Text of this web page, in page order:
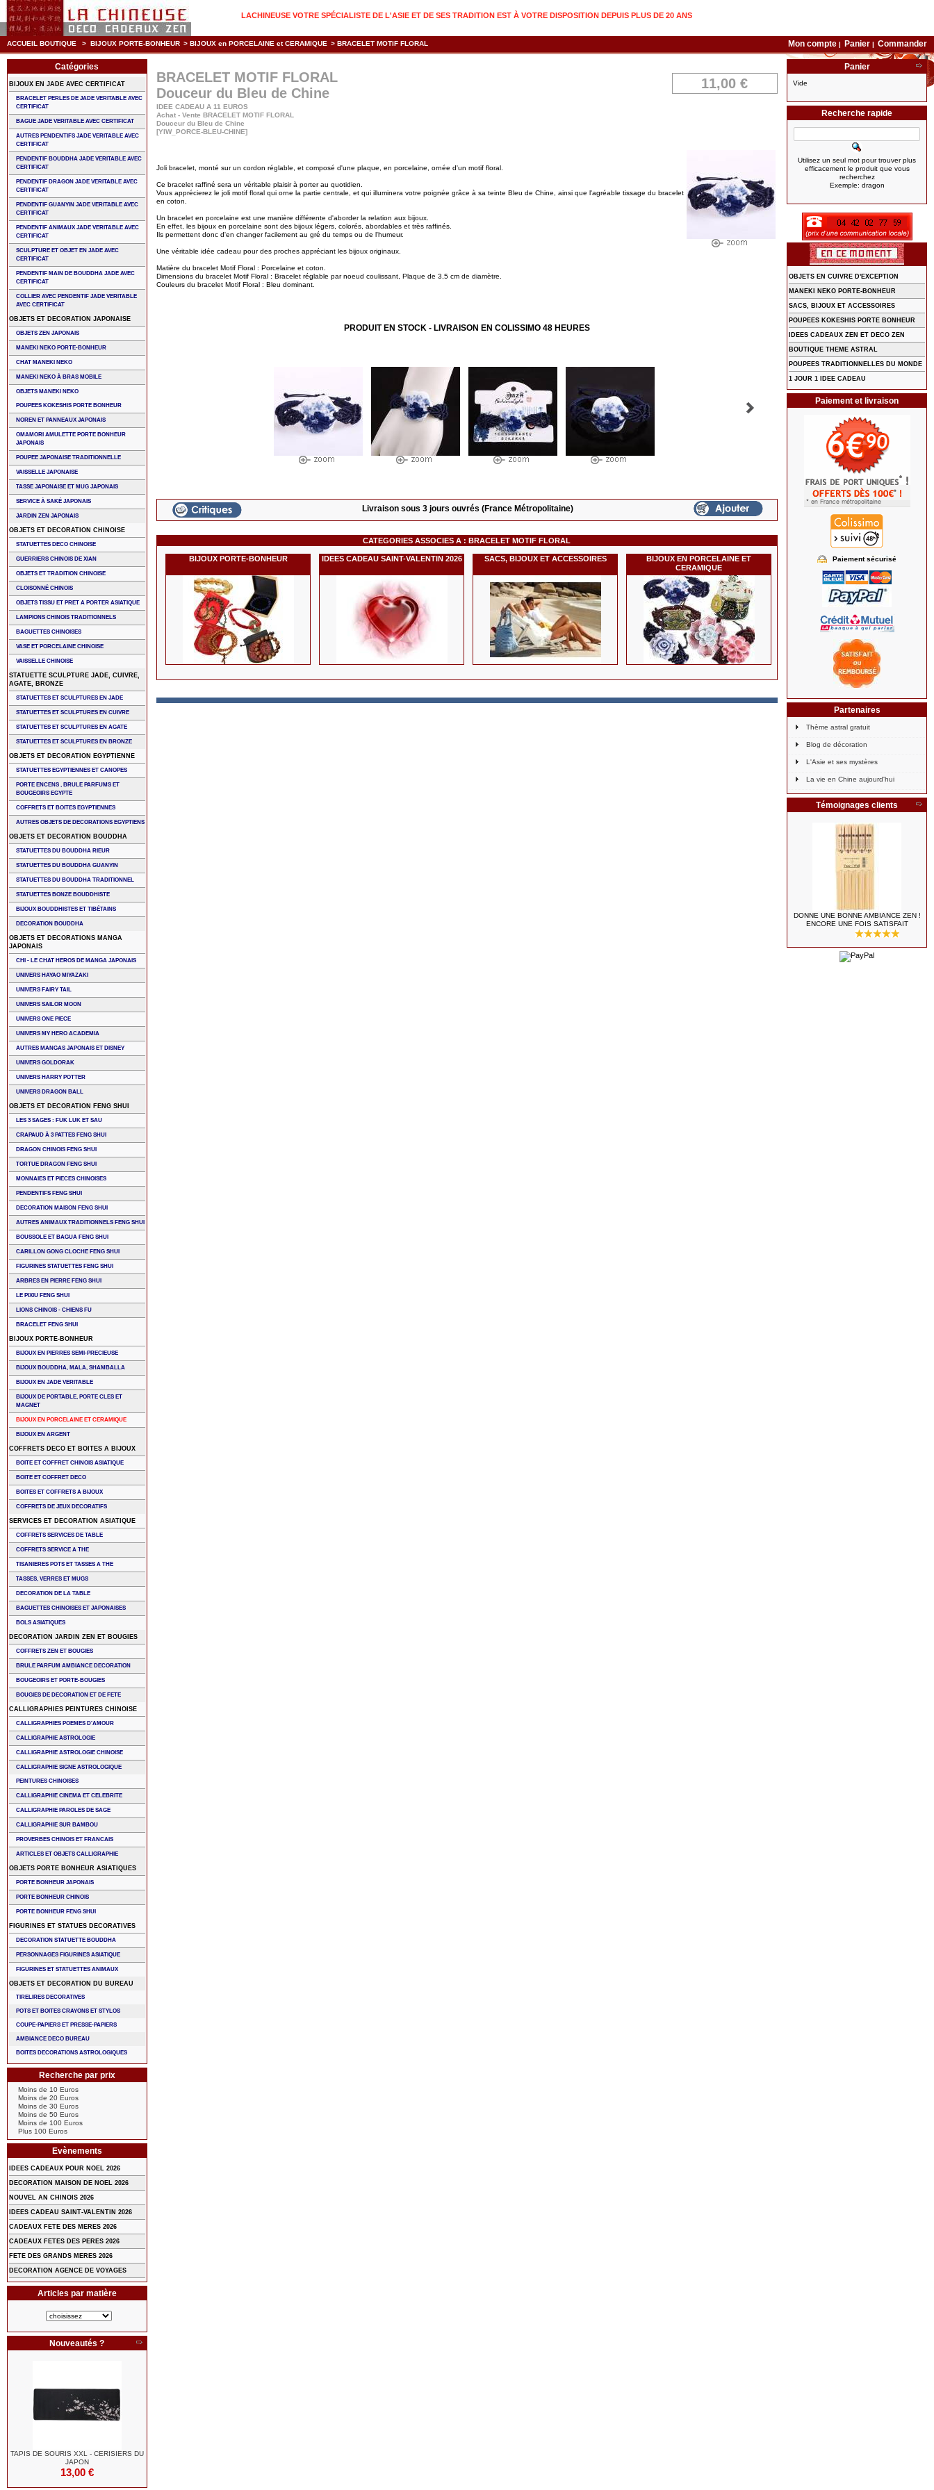
LACHINEUSE VOTRE SPÉCIALISTE DE L'ASIE ET DE SES TRADITION EST À VOTRE DISPOSITION DEPUIS PLUS DE 20 ANS
ACCUEIL BOUTIQUE > BIJOUX PORTE-BONHEUR > BIJOUX en PORCELAINE et CERAMIQUE > BRACELET MOTIF FLORAL Mon compte | Panier | Commander
BRACELET MOTIF FLORAL
Douceur du Bleu de Chine
IDEE CADEAU A 11 EUROS
Achat - Vente BRACELET MOTIF FLORAL
Douceur du Bleu de Chine
[YIW_PORCE-BLEU-CHINE]
11,00 €
Joli bracelet, monté sur un cordon réglable, et composé d'une plaque, en porcelaine, ornée d'un motif floral.
Ce bracelet raffiné sera un véritable plaisir à porter au quotidien.
Vous apprécierez le joli motif floral qui orne la partie centrale, et qui illuminera votre poignée grâce à sa teinte Bleu de Chine, ainsi que l'agréable tissage du bracelet
en coton.
Un bracelet en porcelaine est une manière différente d'aborder la relation aux bijoux.
En effet, les bijoux en porcelaine sont des bijoux légers, colorés, abordables et très raffinés.
Ils permettent donc d'en changer facilement au gré du temps ou de l'humeur.
Une véritable idée cadeau pour des proches appréciant les bijoux originaux.
Matière du bracelet Motif Floral : Porcelaine et coton.
Dimensions du bracelet Motif Floral : Bracelet réglable par noeud coulissant, Plaque de 3,5 cm de diamètre.
Couleurs du bracelet Motif Floral : Bleu dominant.
PRODUIT EN STOCK - LIVRAISON EN COLISSIMO 48 HEURES
Livraison sous 3 jours ouvrés (France Métropolitaine)
CATEGORIES ASSOCIES A :BRACELET MOTIF FLORAL
BIJOUX PORTE-BONHEUR IDEES CADEAU SAINT-VALENTIN 2026 SACS, BIJOUX ET ACCESSOIRES
BIJOUX EN PORCELAINE ET
CERAMIQUE
Catégories
BIJOUX EN JADE AVEC CERTIFICAT
BRACELET PERLES DE JADE VERITABLE AVEC
CERTIFICAT
BAGUE JADE VERITABLE AVEC CERTIFICAT
AUTRES PENDENTIFS JADE VERITABLE AVEC
CERTIFICAT
PENDENTIF BOUDDHA JADE VERITABLE AVEC
CERTIFICAT
PENDENTIF DRAGON JADE VERITABLE AVEC
CERTIFICAT
PENDENTIF GUANYIN JADE VERITABLE AVEC
CERTIFICAT
PENDENTIF ANIMAUX JADE VERITABLE AVEC
CERTIFICAT
SCULPTURE ET OBJET EN JADE AVEC
CERTIFICAT
PENDENTIF MAIN DE BOUDDHA JADE AVEC
CERTIFICAT
COLLIER AVEC PENDENTIF JADE VERITABLE
AVEC CERTIFICAT
OBJETS ET DECORATION JAPONAISE
OBJETS ZEN JAPONAIS
MANEKI NEKO PORTE-BONHEUR
CHAT MANEKI NEKO
MANEKI NEKO À BRAS MOBILE
OBJETS MANEKI NEKO
POUPEES KOKESHIS PORTE BONHEUR
NOREN ET PANNEAUX JAPONAIS
OMAMORI AMULETTE PORTE BONHEUR
JAPONAIS
POUPEE JAPONAISE TRADITIONNELLE
VAISSELLE JAPONAISE
TASSE JAPONAISE ET MUG JAPONAIS
SERVICE À SAKÉ JAPONAIS
JARDIN ZEN JAPONAIS
OBJETS ET DECORATION CHINOISE
STATUETTES DECO CHINOISE
GUERRIERS CHINOIS DE XIAN
OBJETS ET TRADITION CHINOISE
CLOISONNÉ CHINOIS
OBJETS TISSU ET PRET A PORTER ASIATIQUE
LAMPIONS CHINOIS TRADITIONNELS
BAGUETTES CHINOISES
VASE ET PORCELAINE CHINOISE
VAISSELLE CHINOISE
STATUETTE SCULPTURE JADE, CUIVRE,
AGATE, BRONZE
STATUETTES ET SCULPTURES EN JADE
STATUETTES ET SCULPTURES EN CUIVRE
STATUETTES ET SCULPTURES EN AGATE
STATUETTES ET SCULPTURES EN BRONZE
OBJETS ET DECORATION EGYPTIENNE
STATUETTES EGYPTIENNES ET CANOPES
PORTE ENCENS , BRULE PARFUMS ET
BOUGEOIRS EGYPTE
COFFRETS ET BOITES EGYPTIENNES
AUTRES OBJETS DE DECORATIONS EGYPTIENS
OBJETS ET DECORATION BOUDDHA
STATUETTES DU BOUDDHA RIEUR
STATUETTES DU BOUDDHA GUANYIN
STATUETTES DU BOUDDHA TRADITIONNEL
STATUETTES BONZE BOUDDHISTE
BIJOUX BOUDDHISTES ET TIBÉTAINS
DECORATION BOUDDHA
OBJETS ET DECORATIONS MANGA
JAPONAIS
CHI - LE CHAT HEROS DE MANGA JAPONAIS
UNIVERS HAYAO MIYAZAKI
UNIVERS FAIRY TAIL
UNIVERS SAILOR MOON
UNIVERS ONE PIECE
UNIVERS MY HERO ACADEMIA
AUTRES MANGAS JAPONAIS ET DISNEY
UNIVERS GOLDORAK
UNIVERS HARRY POTTER
UNIVERS DRAGON BALL
OBJETS ET DECORATION FENG SHUI
LES 3 SAGES : FUK LUK ET SAU
CRAPAUD À 3 PATTES FENG SHUI
DRAGON CHINOIS FENG SHUI
TORTUE DRAGON FENG SHUI
MONNAIES ET PIECES CHINOISES
PENDENTIFS FENG SHUI
DECORATION MAISON FENG SHUI
AUTRES ANIMAUX TRADITIONNELS FENG SHUI
BOUSSOLE ET BAGUA FENG SHUI
CARILLON GONG CLOCHE FENG SHUI
FIGURINES STATUETTES FENG SHUI
ARBRES EN PIERRE FENG SHUI
LE PIXIU FENG SHUI
LIONS CHINOIS - CHIENS FU
BRACELET FENG SHUI
BIJOUX PORTE-BONHEUR
BIJOUX EN PIERRES SEMI-PRECIEUSE
BIJOUX BOUDDHA, MALA, SHAMBALLA
BIJOUX EN JADE VERITABLE
BIJOUX DE PORTABLE, PORTE CLES ET
MAGNET
BIJOUX EN PORCELAINE ET CERAMIQUE
BIJOUX EN ARGENT
COFFRETS DECO ET BOITES A BIJOUX
BOITE ET COFFRET CHINOIS ASIATIQUE
BOITE ET COFFRET DECO
BOITES ET COFFRETS A BIJOUX
COFFRETS DE JEUX DECORATIFS
SERVICES ET DECORATION ASIATIQUE
COFFRETS SERVICES DE TABLE
COFFRETS SERVICE A THE
TISANIERES POTS ET TASSES A THE
TASSES, VERRES ET MUGS
DECORATION DE LA TABLE
BAGUETTES CHINOISES ET JAPONAISES
BOLS ASIATIQUES
DECORATION JARDIN ZEN ET BOUGIES
COFFRETS ZEN ET BOUGIES
BRULE PARFUM AMBIANCE DECORATION
BOUGEOIRS ET PORTE-BOUGIES
BOUGIES DE DECORATION ET DE FETE
CALLIGRAPHIES PEINTURES CHINOISE
CALLIGRAPHIES POEMES D'AMOUR
CALLIGRAPHIE ASTROLOGIE
CALLIGRAPHIE ASTROLOGIE CHINOISE
CALLIGRAPHIE SIGNE ASTROLOGIQUE
PEINTURES CHINOISES
CALLIGRAPHIE CINEMA ET CELEBRITE
CALLIGRAPHIE PAROLES DE SAGE
CALLIGRAPHIE SUR BAMBOU
PROVERBES CHINOIS ET FRANCAIS
ARTICLES ET OBJETS CALLIGRAPHIE
OBJETS PORTE BONHEUR ASIATIQUES
PORTE BONHEUR JAPONAIS
PORTE BONHEUR CHINOIS
PORTE BONHEUR FENG SHUI
FIGURINES ET STATUES DECORATIVES
DECORATION STATUETTE BOUDDHA
PERSONNAGES FIGURINES ASIATIQUE
FIGURINES ET STATUETTES ANIMAUX
OBJETS ET DECORATION DU BUREAU
TIRELIRES DECORATIVES
POTS ET BOITES CRAYONS ET STYLOS
COUPE-PAPIERS ET PRESSE-PAPIERS
AMBIANCE DECO BUREAU
BOITES DECORATIONS ASTROLOGIQUES
Recherche par prix
Moins de 10 Euros
Moins de 20 Euros
Moins de 30 Euros
Moins de 50 Euros
Moins de 100 Euros
Plus 100 Euros
Evènements
IDEES CADEAUX POUR NOEL 2026
DECORATION MAISON DE NOEL 2026
NOUVEL AN CHINOIS 2026
IDEES CADEAU SAINT-VALENTIN 2026
CADEAUX FETE DES MERES 2026
CADEAUX FETES DES PERES 2026
FETE DES GRANDS MERES 2026
DECORATION AGENCE DE VOYAGES
Articles par matière
Nouveautés ?
TAPIS DE SOURIS XXL - CERISIERS DU
JAPON
13,00 €
Panier
Vide
Recherche rapide
Utilisez un seul mot pour trouver plus
efficacement le produit que vous
recherchez
Exemple: dragon
OBJETS EN CUIVRE D'EXCEPTION
MANEKI NEKO PORTE-BONHEUR
SACS, BIJOUX ET ACCESSOIRES
POUPEES KOKESHIS PORTE BONHEUR
IDEES CADEAUX ZEN ET DECO ZEN
BOUTIQUE THEME ASTRAL
POUPEES TRADITIONNELLES DU MONDE
1 JOUR 1 IDEE CADEAU
Paiement et livraison
Paiement sécurisé
Partenaires
Thème astral gratuit
Blog de décoration
L'Asie et ses mystères
La vie en Chine aujourd'hui
Témoignages clients
DONNE UNE BONNE AMBIANCE ZEN !
ENCORE UNE FOIS SATISFAIT